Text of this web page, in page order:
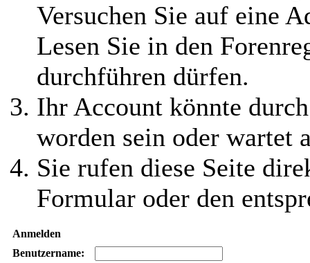
Versuchen Sie auf eine
Lesen Sie in den
durchführen dürfen.
Ihr Account könnte
worden sein oder wartet
Sie rufen diese Seite
Formular oder den
Anmelden
Benutzername: